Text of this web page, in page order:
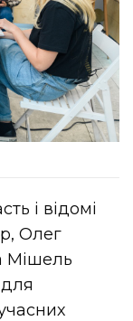
і відомі
Олег
Мішель